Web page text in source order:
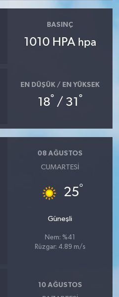
BASINÇ
1010 HPA hpa
EN DÜŞÜK / EN YÜKSEK
18° / 31 °
08 AĞUSTOS
CUMARTESI
25°
Güneşli
Nem: %41
Rüzgar: 4.89 m/s
10 AĞUSTOS